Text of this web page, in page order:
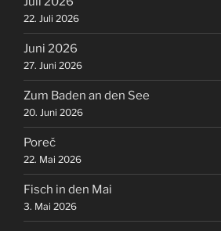
22. Juli 2026
Juni 2026
27. Juni 2026
Zum Baden an den See
20. Juni 2026
Poreč
22. Mai 2026
Fisch in den Mai
3. Mai 2026